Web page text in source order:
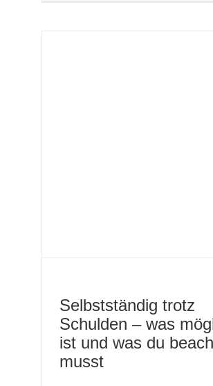
Selbstständig trotz
Schulden – was
ist und was du
musst